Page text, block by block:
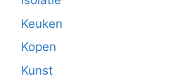
Keuken
Kopen
Kunst